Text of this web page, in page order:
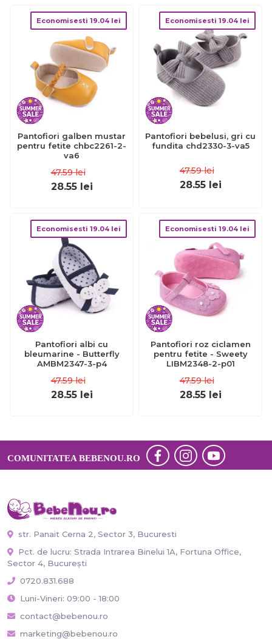
Economisesti 19.04 lei
Pantofiori galben mustar
pentru fetite chbc2261-2-
va6
47.59 lei
28.55 lei
Economisesti 19.04 lei
Pantofiori bebelusi, gri cu
fundita chd2330-3-va5
47.59 lei
28.55 lei
Economisesti 19.04 lei
Pantofiori albi cu
bleumarine - Butterfly
AMBM2347-3-p4
47.59 lei
28.55 lei
Economisesti 19.04 lei
Pantofiori roz ciclamen
pentru fetite - Sweety
LIBM2348-2-p01
47.59 lei
28.55 lei
COMUNITATEA BEBENOU.RO
str. Panait Cerna 2, Sector 3, Bucuresti
Pct. de lucru: Strada Intrarea Binelui 1A, Fortuna Office,
Sector 4, București
0720.831.688
Luni-Vineri: 09:00 - 18:00
contact@bebenou.ro
marketing@bebenou.ro